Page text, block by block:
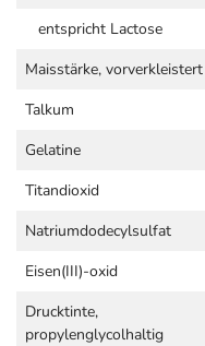
entspricht Lactose
Maisstärke, vorverkleistert
Talkum
Gelatine
Titandioxid
Natriumdodecylsulfat
Eisen(III)-oxid
Drucktinte,
propylenglycolhaltig